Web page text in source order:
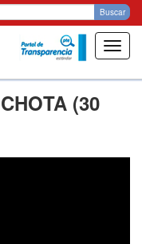
Buscar
(30